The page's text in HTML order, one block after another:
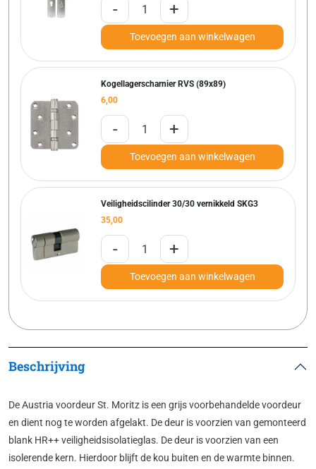
- +
Toevoegen aan winkelwagen
Kogellagerscharnier RVS (89x89)
6,00
- +
Toevoegen aan winkelwagen
Veiligheidscilinder 30/30 vernikkeld SKG3
35,00
- +
Toevoegen aan winkelwagen
Beschrijving
De Austria voordeur St. Moritz is een grijs voorbehandelde voordeur
en dient nog te worden afgelakt. De deur is voorzien van gemonteerd
blank HR++ veiligheidsisolatieglas. De deur is voorzien van een
isolerende kern. Hierdoor blijft de kou buiten en de warmte binnen.